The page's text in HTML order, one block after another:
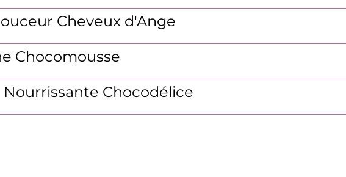
Cheveux d'Ange
Chocomousse
Nourrissante Chocodélice